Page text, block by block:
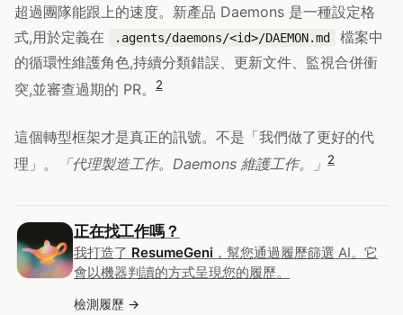
超過團隊能跟上的速度。新產品 Daemons 是一種設定格
式,用於定義在
.agents/daemons/<id>/DAEMON.md
檔案中
的循環性維護角色,持續分類錯誤、更新文件、監視合併衝
突,並審查過期的 PR。
2
這個轉型框架才是真正的訊號。不是「我們做了更好的代
理」。
「代理製造工作。Daemons 維護工作。」 2
正在找工作嗎？
我打造了 ResumeGeni ，幫您通過履歷篩選 AI。它
會以機器判讀的方式呈現您的履歷。
檢測履歷